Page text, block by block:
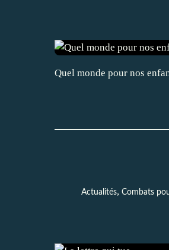
Quel monde pour nos
Actualités, Combats